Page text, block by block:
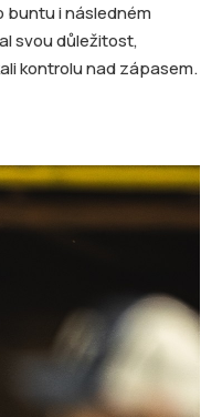
buntu i následném
svou důležitost,
kontrolu nad zápasem.